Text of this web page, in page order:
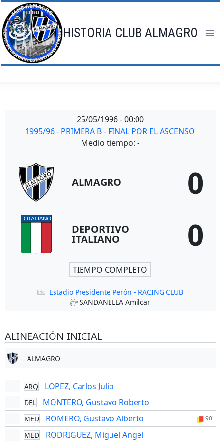
Saltar
al
contenido
HISTORIA CLUB ALMAGRO
25/05/1996 - 00:00
1995/96 - PRIMERA B - FINAL POR EL ASCENSO
Medio tiempo: -
ALMAGRO 0
DEPORTIVO
ITALIANO 0
TIEMPO COMPLETO
Estadio Presidente Perón - RACING CLUB
SANDANELLA Amilcar
ALINEACIÓN INICIAL
ALMAGRO
ARQ LOPEZ, Carlos Julio
DEL MONTERO, Gustavo Roberto
MED ROMERO, Gustavo Alberto 90'
MED RODRIGUEZ, Miguel Angel